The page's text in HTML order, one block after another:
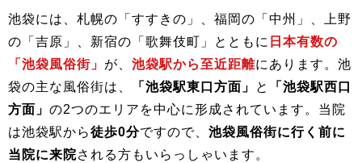
池袋には、札幌の「すすきの」、福岡の「中州」、上野
の「吉原」、新宿の「歌舞伎町」とともに 日本有数の
「池袋風俗街」 が、 池袋駅から至近距離にあります。池
袋の主な風俗街は、
「池袋駅東口方面」 と
「池袋駅西口
方面」 の2つのエリアを中心に形成されています。当院
は池袋駅から徒歩0分ですので、 池袋風俗街に行く前に
当院に来院される方もいらっしゃいます。